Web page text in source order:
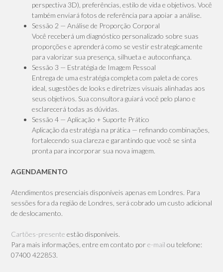
perspectiva 3D), preferências, estilo de vida e objetivos. Você
também enviará fotos de referência para apoiar a análise.
Sessão 2 — Análise de Proporção Corporal
Você receberá um diagnóstico personalizado sobre suas
proporções e aprenderá como se vestir estrategicamente
para valorizar sua presença, silhueta e autoconfiança.
Sessão 3 — Estratégia de Imagem Pessoal
Entrega de uma estratégia completa com paleta de cores
ideal, sugestões de looks e diretrizes visuais alinhadas aos
seus objetivos. Sua consultora guiará você pelo plano e
esclarecerá todas as dúvidas.
Sessão 4 — Aplicação + Suporte Prático
Aplicação da estratégia na prática — refinando combinações,
fortalecendo sua clareza e garantindo que você se sinta
pronta para incorporar sua nova imagem.
AGENDAMENTO
Atendimentos presenciais disponíveis apenas em Londres. Para
sessões fora da região de Londres, será cobrado um custo adicional
de deslocamento.
Cartões-presente estão disponíveis.
Para mais informações, entre em contato por e-mail ou telefone:
07400 422853.